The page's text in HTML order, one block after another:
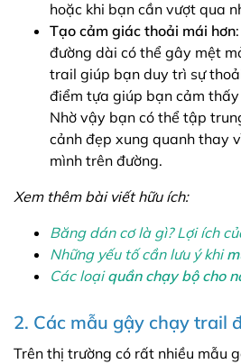
hoặc khi bạn cần vượt qua
Tạo cảm giác thoải mái hơn
đường dài có thể gây mệt
trail giúp bạn duy trì sự
điểm tựa giúp bạn cảm
Nhờ vậy bạn có thể tập
cảnh đẹp xung quanh thay
mình trên đường.
Xem thêm bài viết hữu ích:
Băng dán cơ là gì? Lợi ích
Những yếu tố cần lưu ý khi
Các loạiquần chạy bộ cho
2. Các mẫu gậy chạy trail
Trên thị trường có rất nhiều mẫu